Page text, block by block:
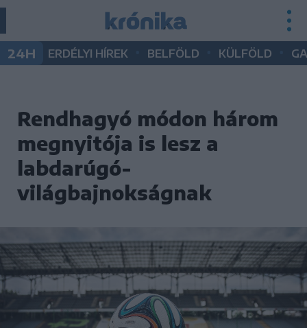
24H ERDÉLYI HÍREK BELFÖLD KÜLFÖLD
Rendhagyó módon három
megnyitója is lesz a
labdarúgó-
világbajnokságnak